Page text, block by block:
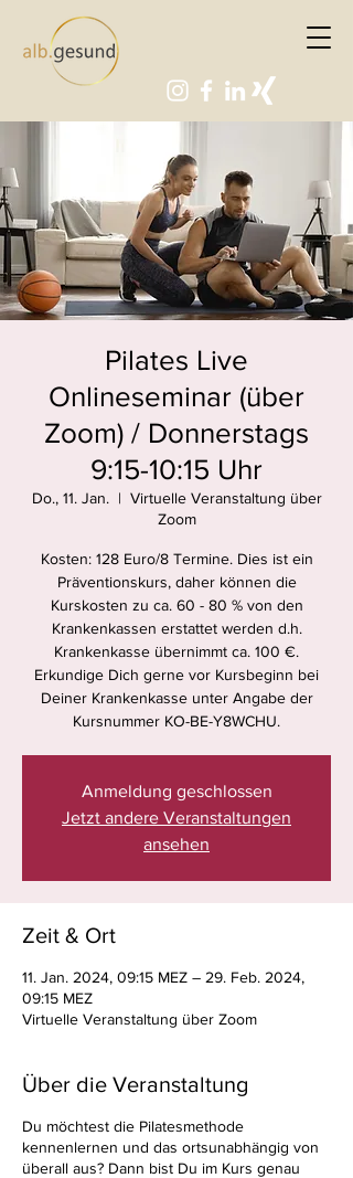
Pilates Live
Onlineseminar (über
Zoom) / Donnerstags
9:15-10:15 Uhr
Do., 11. Jan.
  |
Virtuelle Veranstaltung über
Zoom
Kosten: 128 Euro/8 Termine. Dies ist ein
Präventionskurs, daher können die
Kurskosten zu ca. 60 - 80 % von den
Krankenkassen erstattet werden d.h.
Krankenkasse übernimmt ca. 100 €.
Erkundige Dich gerne vor Kursbeginn bei
Deiner Krankenkasse unter Angabe der
Kursnummer KO-BE-Y8WCHU.
Anmeldung geschlossen
Jetzt andere Veranstaltungen
ansehen
Zeit & Ort
11. Jan. 2024, 09:15 MEZ – 29. Feb. 2024,
09:15 MEZ
Virtuelle Veranstaltung über Zoom
Über die Veranstaltung
Du möchtest die Pilatesmethode
kennenlernen und das ortsunabhängig von
überall aus? Dann bist Du im Kurs genau